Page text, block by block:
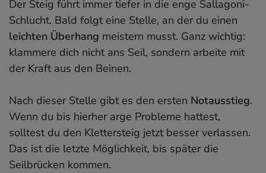
Der Steig führt immer tiefer in die enge Sallagoni-
Schlucht. Bald folgt eine Stelle, an der du einen
leichten Überhang meistern musst. Ganz wichtig:
klammere dich nicht ans Seil, sondern arbeite mit
der Kraft aus den Beinen.
Nach dieser Stelle gibt es den ersten Notausstieg.
Wenn du bis hierher arge Probleme hattest,
solltest du den Klettersteig jetzt besser verlassen.
Das ist die letzte Möglichkeit, bis später die
Seilbrücken kommen.